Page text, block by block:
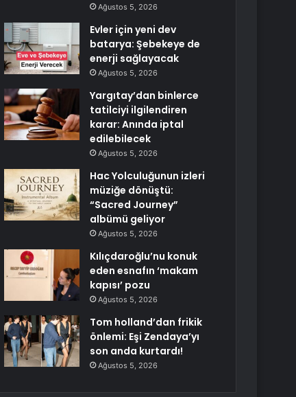
Ağustos 5, 2026
Evler için yeni dev
batarya: Şebekeye de
enerji sağlayacak
Ağustos 5, 2026
Yargıtay’dan binlerce
tatilciyi ilgilendiren
karar: Anında iptal
edilebilecek
Ağustos 5, 2026
Hac Yolculuğunun izleri
müziğe dönüştü:
“Sacred Journey”
albümü geliyor
Ağustos 5, 2026
Kılıçdaroğlu’nu konuk
eden esnafın ‘makam
kapısı’ pozu
Ağustos 5, 2026
Tom holland’dan frikik
önlemi: Eşi Zendaya’yı
son anda kurtardı!
Ağustos 5, 2026